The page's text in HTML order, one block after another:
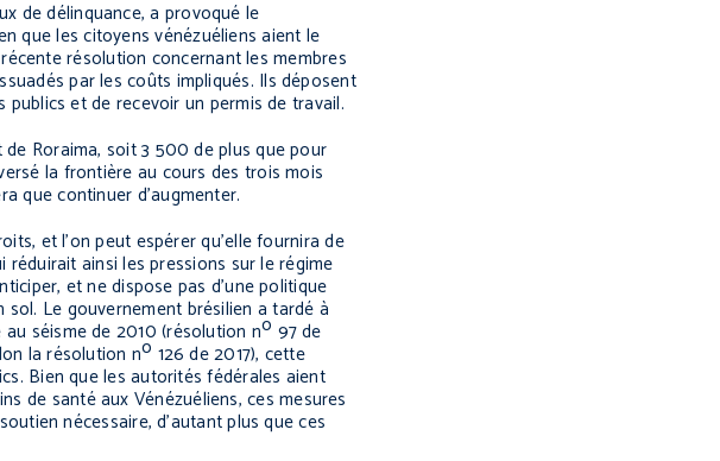
de délinquance, a provoqué le
que les citoyens vénézuéliens aient le
résolution concernant les membres
par les coûts impliqués. Ils déposent
publics et de recevoir un permis de travail.
de Roraima, soit 3 500 de plus que pour
la frontière au cours des trois mois
que continuer d’augmenter.
et l’on peut espérer qu’elle fournira de
réduirait ainsi les pressions sur le régime
et ne dispose pas d’une politique
Le gouvernement brésilien a tardé à
séisme de 2010 (résolution no 97 de
la résolution no126 de 2017), cette
Bien que les autorités fédérales aient
de santé aux Vénézuéliens, ces mesures
nécessaire, d’autant plus que ces